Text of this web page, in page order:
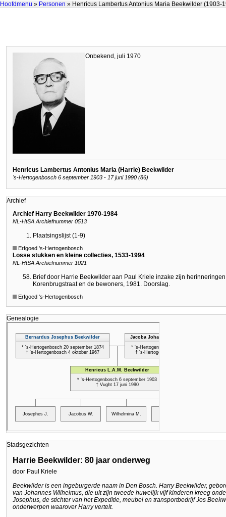
Hoofdmenu » Personen » Henricus Lambertus Antonius Maria Beekwilder (1903-
Onbekend, juli 1970
Henricus Lambertus Antonius Maria (Harrie) Beekwilder
's-Hertogenbosch 6 september 1903 - 17 juni 1990 (86)
Archief
Archief Harry Beekwilder 1970-1984
NL-HtSA Archiefnummer 0513
Plaatsingslijst (1-9)
Erfgoed 's-Hertogenbosch
Losse stukken en kleine collecties, 1533-1994
NL-HtSA Archiefnummer 1021
Brief door Harrie Beekwilder aan Paul Kriele inzake zijn
Korenbrugstraat en de bewoners, 1981. Doorslag.
Erfgoed 's-Hertogenbosch
Genealogie
Stadsgezichten
Harrie Beekwilder: 80 jaar onderweg
door Paul Kriele
Beekwilder is een ingeburgerde naam in Den Bosch. Harry Beekwilder,
van Johannes Wilhelmus, die uit zijn tweede huwelijk vijf kinderen kreeg
Josephus, de stichter van het Expeditie, meubel en transportbedrijf Jos
onderwerpen waarover Harry vertelt.